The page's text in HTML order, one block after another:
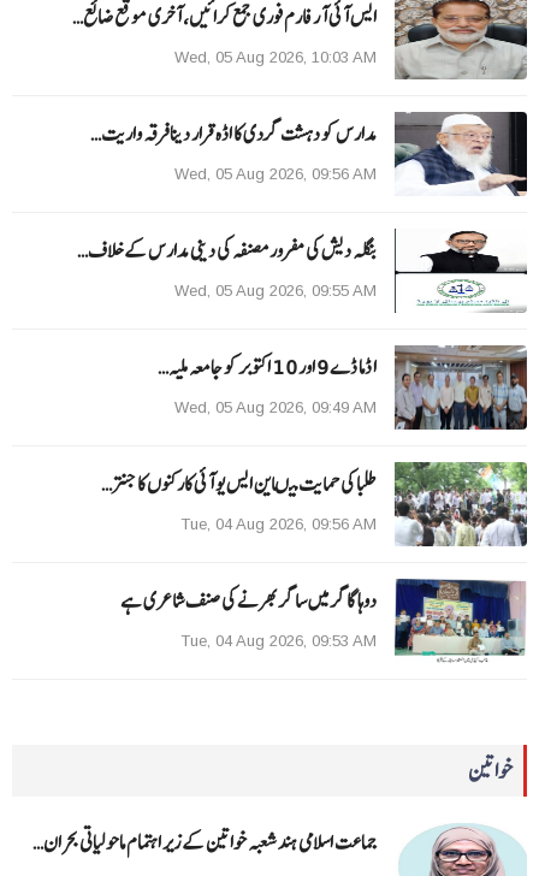
ایس آئی آر فارم فوری جمع کرائیں، آخری موقع ضائع…
Wed, 05 Aug 2026, 10:03 AM
مدارس کو دہشت گردی کا اڈہ قرار دینا فرقہ واریت…
Wed, 05 Aug 2026, 09:56 AM
بنگلہ دیش کی مفرور مصنفہ کی دینی مدارس کے خلاف…
Wed, 05 Aug 2026, 09:55 AM
ا ڈما ڈے 9 اور 10 اکتوبر کو جامعہ ملیہ…
Wed, 05 Aug 2026, 09:49 AM
طلبا کی حمایت میںاین ایس یو آئی کارکنوں کا جنتر…
Tue, 04 Aug 2026, 09:56 AM
دوہا گاگر میں ساگر بھرنے کی صنف شاعری ہے
Tue, 04 Aug 2026, 09:53 AM
خواتین
جماعت اسلامی ہند شعبہ خواتین کے زیر اہتمام ماحولیاتی بحران…